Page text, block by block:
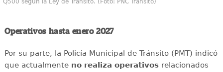
Q500 según la Ley de Tránsito. (Foto: PNC Tránsito)
Operativos hasta enero 2027
Por su parte, la Policía Municipal de Tránsito (PMT) indicó
que actualmente no realiza operativosrelacionados